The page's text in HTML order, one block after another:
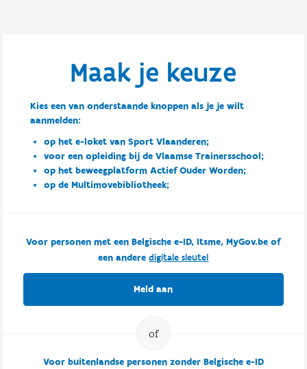
Maak je keuze
Kies een van onderstaande knoppen als je je wilt
aanmelden:
op het e-loket van Sport Vlaanderen;
voor een opleiding bij de Vlaamse Trainersschool;
op het beweegplatform Actief Ouder Worden;
op de Multimovebibliotheek;
Voor personen met een Belgische e-ID, Itsme, MyGov.be of
een anderedigitale sleutel
Meld aan
Voor buitenlandse personen zonder Belgische e-ID